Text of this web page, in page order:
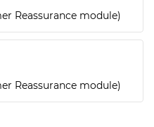
Reassurance module)
Reassurance module)